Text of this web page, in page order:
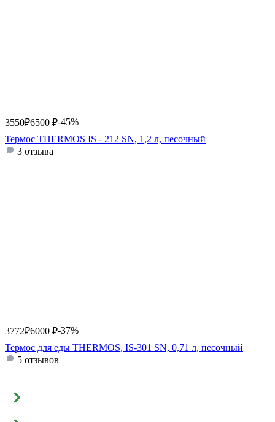
3550₽6500 ₽-45%
Термос THERMOS IS - 212 SN, 1,2 л, песочный
3 отзыва
3772₽6000 ₽-37%
Термос для еды THERMOS, IS-301 SN, 0,71 л, песочный
5 отзывов